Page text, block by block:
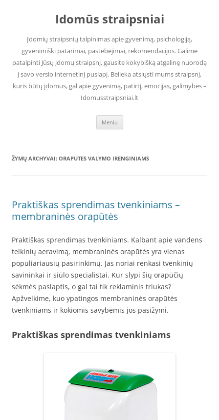
Idomūs straipsniai
Įdomių straipsnių talpinimas apie gyvenimą, psichologiją,
gyvenimiški patarimai, pastebėjimai, rekomendacijos. Galime
patalpinti Jūsų įdomų straipsnį, gausite kokybišką atgalinę nuorodą
į savo verslo internetinį puslapį. Belieka atsiųsti mums straipsnį,
kuris būtų įdomus, gal apie gyvenimą, patirtį, emocijas, galimybes –
Idomusstraipsniai.lt
Meniu
ŽYMŲ ARCHYVAI: ORAPUTES VALYMO IRENGINIAMS
Praktiškas sprendimas tvenkiniams –
membraninės orapūtės
Praktiškas sprendimas tvenkiniams. Kalbant apie vandens
telkinių aeravimą, membraninės orapūtės yra vienas
populiariausių pasirinkimų. Jas noriai renkasi tvenkinių
savininkai ir siūlo specialistai. Kur slypi šių orapūčių
sėkmės paslaptis, o gal tai tik reklaminis triukas?
Apžvelkime, kuo ypatingos membraninės orapūtės
tvenkiniams ir kokiomis savybėmis jos pasižymi.
Praktiškas sprendimas tvenkiniams